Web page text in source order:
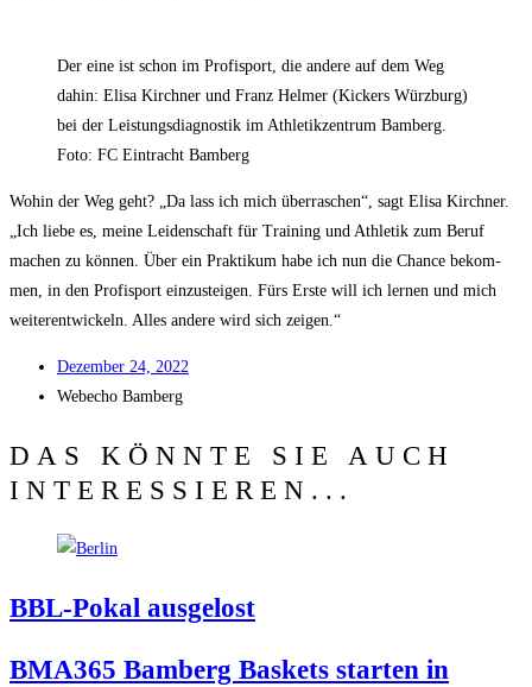
Der eine ist schon im Pro­fi­sport, die ande­re auf dem Weg
dahin: Eli­sa Kirch­ner und Franz Hel­mer (Kickers Würz­burg)
bei der Leis­tungs­dia­gnos­tik im Ath­le­tik­zen­trum Bam­berg.
Foto: FC Ein­tracht Bamberg
Wohin der Weg geht? „Da lass ich mich über­ra­schen“, sagt Eli­sa Kirch­ner.
„Ich lie­be es, mei­ne Lei­den­schaft für Trai­ning und Ath­le­tik zum Beruf
machen zu kön­nen. Über ein Prak­ti­kum habe ich nun die Chan­ce bekom­
men, in den Pro­fi­sport ein­zu­stei­gen. Fürs Ers­te will ich ler­nen und mich
wei­ter­ent­wi­ckeln. Alles ande­re wird sich zeigen.“
Dezem­ber 24, 2022
Web­echo Bamberg
DAS KÖNNTE SIE AUCH
INTERESSIEREN...
BBL-Pokal aus­ge­lost
BMA365 Bam­berg Bas­kets star­ten in